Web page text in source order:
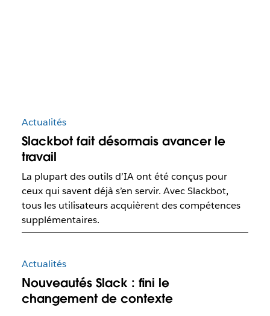
Actualités
Slackbot fait désormais avancer le
travail
La plupart des outils d’IA ont été conçus pour
ceux qui savent déjà s’en servir. Avec Slackbot,
tous les utilisateurs acquièrent des compétences
supplémentaires.
Actualités
Nouveautés Slack : fini le
changement de contexte